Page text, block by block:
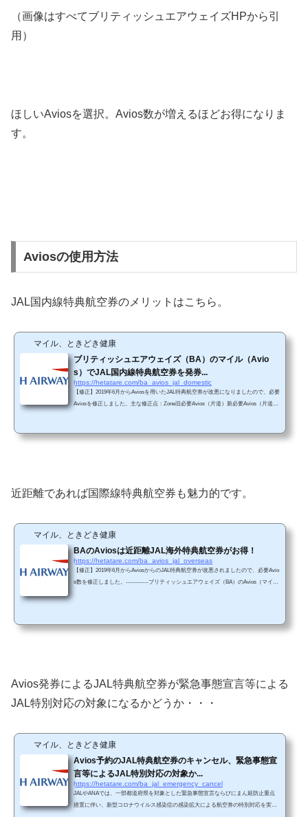
（画像はすべてブリティッシュエアウェイズHPから引
用）
ほしいAviosを選択。Avios数が増えるほどお得になりま
す。
Aviosの使用方法
JAL国内線特典航空券のメリットはこちら。
マイル、ときどき健康
ブリティッシュエアウェイズ（BA）のマイル（Avio
s）でJAL国内線特典航空券を発券...
https://hetatare.com/ba_avios_jal_domestic
【修正】2019年6月からAviosを用いたJAL特典航空券が改悪になりましたので、必要
Aviosを修正しました。主な修正点：Zone旧必要Avios（片道）新必要Avios（片道）
航空券を発券するのが超お得な4つの理由１．JALマイルよりも（最大）3000マイル
近距離であれば国際線特典航空券も魅力的です。
マイル、ときどき健康
BAのAviosは近距離JAL海外特典航空券がお得！
https://hetatare.com/ba_avios_jal_overseas
【修正】2019年6月からAviosからのJAL特典航空券が改悪されましたので、必要Avio
s数を修正しました。-----------ブリティッシュエアウェイズ（BA）のAvios（マイル
Avios発券によるJAL特典航空券が緊急事態宣言等による
JAL特別対応の対象になるかどうか・・・
マイル、ときどき健康
Avios予約のJAL特典航空券のキャンセル、緊急事態宣
言等によるJAL特別対応の対象か...
https://hetatare.com/ba_jal_emergency_cancel
JALやANAでは、一部都道府県を対象とした緊急事態宣言ならびにまん延防止重点
措置に伴い、新型コロナウイルス感染症の感染拡大による航空券の特別対応を実施